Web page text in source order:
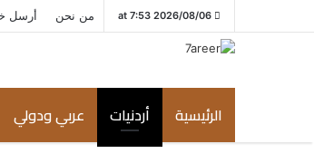
2026/08/06 at 7:53 من نحن أرسل
الرئيسية أردنيات عربي ودولي